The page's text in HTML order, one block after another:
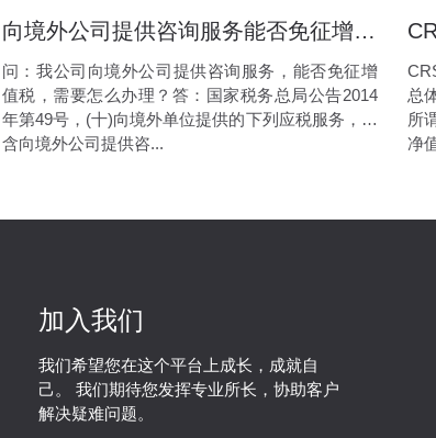
向境外公司提供咨询服务能否免征增值税
问：我公司向境外公司提供咨询服务，能否免征增
值税，需要怎么办理？答：国家税务总局公告2014
年第49号，(十)向境外单位提供的下列应税服务，包
含向境外公司提供咨...
总
所
净
加入我们
我们希望您在这个平台上成长，成就自
己。 我们期待您发挥专业所长，协助客户
解决疑难问题。